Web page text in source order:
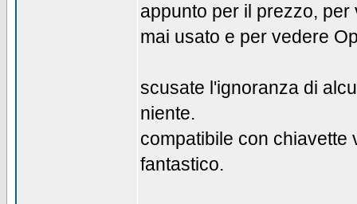
appunto per il prezzo,
mai usato e per vedere
scusate l'ignoranza di
niente.
compatibile con chiavette
fantastico.